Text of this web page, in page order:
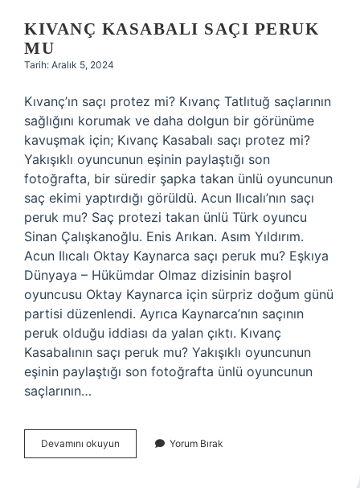
KIVANÇ KASABALI SAÇI PERUK
MU
Tarih: Aralık 5, 2024
Kıvanç’ın saçı protez mi? Kıvanç Tatlıtuğ saçlarının
sağlığını korumak ve daha dolgun bir görünüme
kavuşmak için; Kıvanç Kasabalı saçı protez mi?
Yakışıklı oyuncunun eşinin paylaştığı son
fotoğrafta, bir süredir şapka takan ünlü oyuncunun
saç ekimi yaptırdığı görüldü. Acun Ilıcalı’nın saçı
peruk mu? Saç protezi takan ünlü Türk oyuncu
Sinan Çalışkanoğlu. Enis Arıkan. Asım Yıldırım.
Acun Ilıcalı Oktay Kaynarca saçı peruk mu? Eşkıya
Dünyaya – Hükümdar Olmaz dizisinin başrol
oyuncusu Oktay Kaynarca için sürpriz doğum günü
partisi düzenlendi. Ayrıca Kaynarca’nın saçının
peruk olduğu iddiası da yalan çıktı. Kıvanç
Kasabalının saçı peruk mu? Yakışıklı oyuncunun
eşinin paylaştığı son fotoğrafta ünlü oyuncunun
saçlarının…
Devamını okuyun
Kasabalı
Yorum Bırak